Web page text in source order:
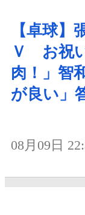
【卓球】
Ｖ お祝
肉！」智
が良い」
08月09日